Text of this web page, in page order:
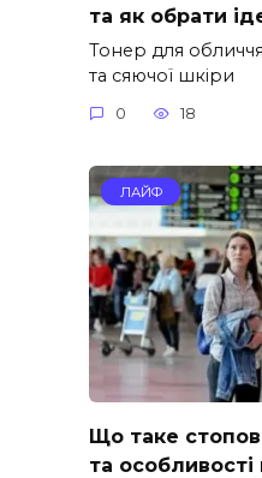
та як обрати
Тонер для
та сяючої шкіри
0 18
ЛАЙФ
Що таке
та особливості